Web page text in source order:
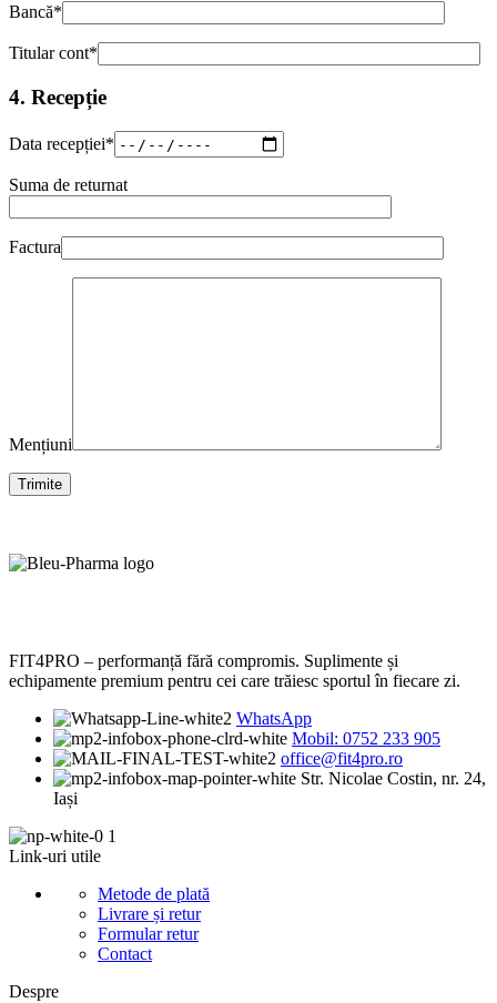
Bancă*
Titular cont*
4. Recepție
Data recepției*
Suma de returnat
Factura
Mențiuni
FIT4PRO – performanță fără compromis. Suplimente și
echipamente premium pentru cei care trăiesc sportul în fiecare zi.
WhatsApp
Mobil: 0752 233 905
office@fit4pro.ro
Str. Nicolae Costin, nr. 24,
Iași
Link-uri utile
Metode de plată
Livrare și retur
Formular retur
Contact
Despre